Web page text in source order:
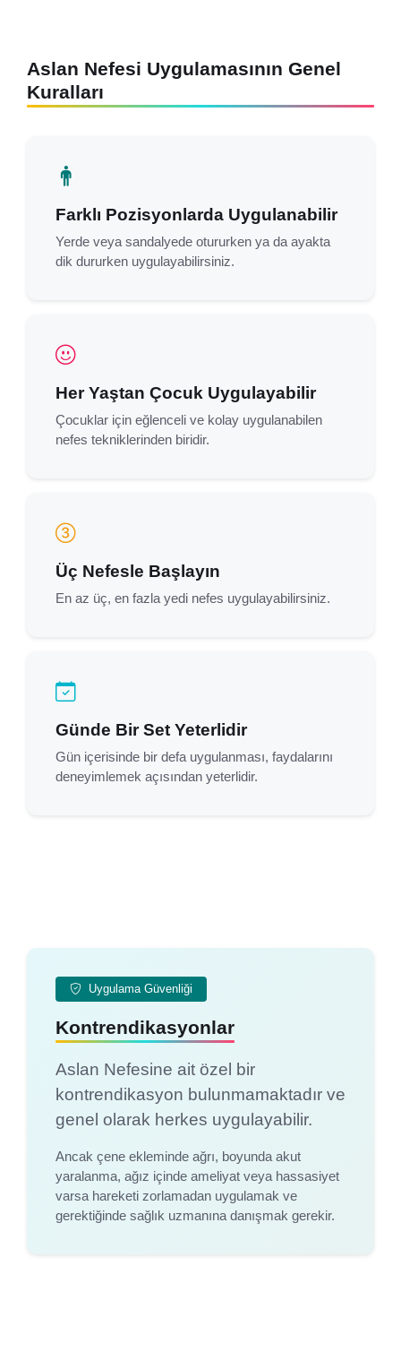
Aslan Nefesi Uygulamasının Genel
Kuralları
Farklı Pozisyonlarda Uygulanabilir
Yerde veya sandalyede otururken ya da ayakta
dik dururken uygulayabilirsiniz.
Her Yaştan Çocuk Uygulayabilir
Çocuklar için eğlenceli ve kolay uygulanabilen
nefes tekniklerinden biridir.
Üç Nefesle Başlayın
En az üç, en fazla yedi nefes uygulayabilirsiniz.
Günde Bir Set Yeterlidir
Gün içerisinde bir defa uygulanması, faydalarını
deneyimlemek açısından yeterlidir.
Uygulama Güvenliği
Kontrendikasyonlar
Aslan Nefesine ait özel bir
kontrendikasyon bulunmamaktadır ve
genel olarak herkes uygulayabilir.
Ancak çene ekleminde ağrı, boyunda akut
yaralanma, ağız içinde ameliyat veya hassasiyet
varsa hareketi zorlamadan uygulamak ve
gerektiğinde sağlık uzmanına danışmak gerekir.